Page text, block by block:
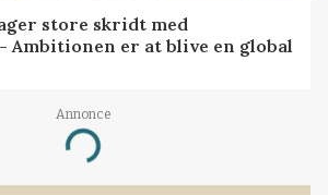
store skridt med
Ambitionen er at blive en global
Annonce
Loading...